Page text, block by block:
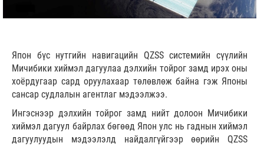
Япон бүс нутгийн навигацийн QZSS системийн сүүлийн
Мичибики хиймэл дагуулаа дэлхийн тойрог замд ирэх оны
хоёрдугаар сард оруулахаар төлөвлөж байна гэж Японы
сансар судлалын агентлаг мэдээлжээ.
Ингэснээр дэлхийн тойрог замд нийт долоон Мичибики
хиймэл дагуул байрлах бөгөөд Япон улс нь гаднын хиймэл
дагуулуудын мэдээлэлд найдалгүйгээр өөрийн QZSS